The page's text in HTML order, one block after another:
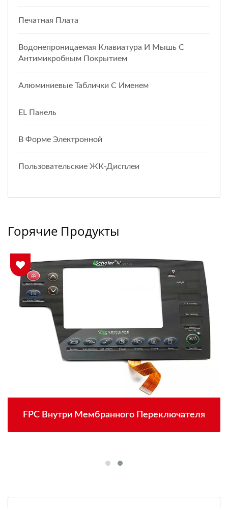
Печатная Плата
Водонепроницаемая Клавиатура И Мышь С
Антимикробным Покрытием
Алюминиевые Таблички С Именем
EL Панель
В Форме Электронной
Пользовательские ЖК-Дисплеи
Горячие Продукты
FPC Внутри Мембранного Переключателя